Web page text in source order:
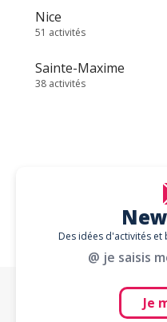
Nice
51 activités
Sainte-Maxime
38 activités
Des idées d'activités et
@ je saisis
Je